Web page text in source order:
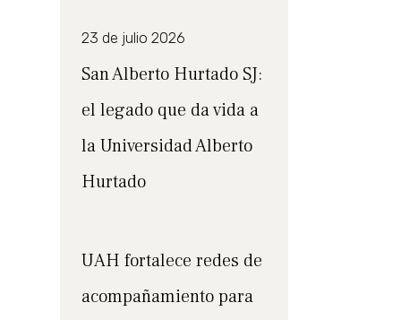
23 de julio 2026
San Alberto Hurtado SJ:
el legado que da vida a
la Universidad Alberto
Hurtado
UAH fortalece redes de
acompañamiento para